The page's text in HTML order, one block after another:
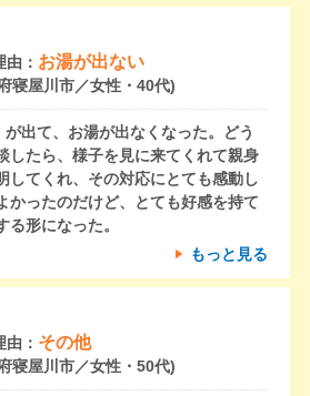
由： お湯が出ない
寝屋川市／女性・40代)
出て、お湯が出なくなった。どう
したら、様子を見に来てくれて親身
してくれ、その対応にとても感動し
かったのだけど、とても好感を持て
る形になった。
もっと見る
由： その他
寝屋川市／女性・50代)